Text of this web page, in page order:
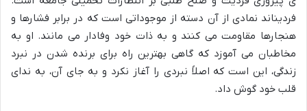
فردیناند نمادی از آن دسته از موجوداتی است که در برابر فشارها و
هنجارها مقاومت می کنند و به ذات خود وفادار می مانند. او به
مخاطبان می آموزد که گاهی بهترین راه برای برنده شدن در نبرد
زندگی، این است که اصلاً نبردی را آغاز نکرد و به جای آن، به ندای
قلب خود گوش داد.